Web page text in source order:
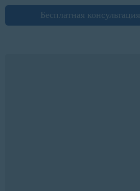
Бесплатная консультация